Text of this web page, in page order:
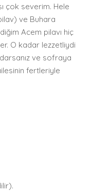
çok severim. Hele
ve Buhara
Acem pilavı hiç
O kadar lezzetliydi
ve sofraya
fertleriyle